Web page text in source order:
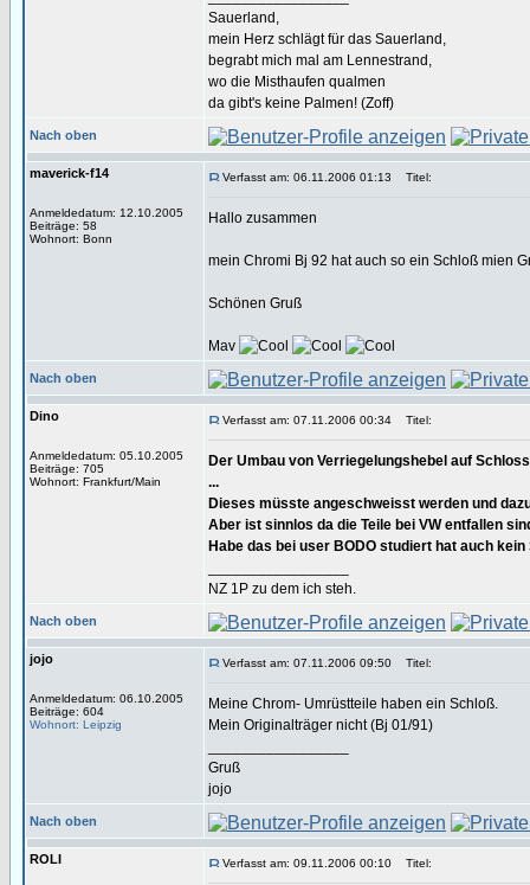
Sauerland,
mein Herz schlägt für das Sauerland,
begrabt mich mal am Lennestrand,
wo die Misthaufen qualmen
da gibt's keine Palmen! (Zoff)
Nach oben
maverick-f14
Anmeldedatum: 12.10.2005
Beiträge: 58
Wohnort: Bonn
Verfasst am: 06.11.2006 01:13 Titel:
Hallo zusammen
mein Chromi Bj 92 hat auch so ein Schloß mien
Schönen Gruß
Mav
Nach oben
Dino
Anmeldedatum: 05.10.2005
Beiträge: 705
Wohnort: Frankfurt/Main
Verfasst am: 07.11.2006 00:34 Titel:
Der Umbau von Verriegelungshebel auf
...
Dieses müsste angeschweisst werden und
Aber ist sinnlos da die Teile bei VW entfallen
Habe das bei user BODO studiert hat auch
NZ 1P zu dem ich steh.
Nach oben
jojo
Anmeldedatum: 06.10.2005
Beiträge: 604
Wohnort: Leipzig
Verfasst am: 07.11.2006 09:50 Titel:
Meine Chrom- Umrüstteile haben ein Schloß.
Mein Originalträger nicht (Bj 01/91)
Gruß
jojo
Nach oben
ROLI Verfasst am: 09.11.2006 00:10 Titel: